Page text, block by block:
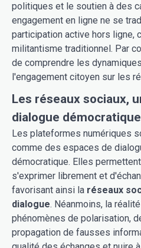
politiques et le soutien à des
engagement en ligne ne se
participation active hors ligne,
militantisme traditionnel. Par
de comprendre les
l'engagement citoyen sur les
Les réseaux sociaux,
dialogue
Les plateformes numériques
comme des espaces de
démocratique. Elles
s'exprimer librement et
favorisant ainsi la réseaux
dialogue. Néanmoins, la
phénomènes de polarisation,
propagation de fausses